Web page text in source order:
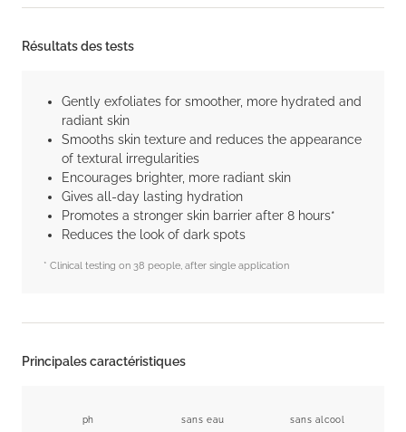
Résultats des tests
Gently exfoliates for smoother, more hydrated and
radiant skin
Smooths skin texture and reduces the appearance
of textural irregularities
Encourages brighter, more radiant skin
Gives all-day lasting hydration
Promotes a stronger skin barrier after 8 hours*
Reduces the look of dark spots
* Clinical testing on 38 people, after single application
Principales caractéristiques
ph sans eau sans alcool